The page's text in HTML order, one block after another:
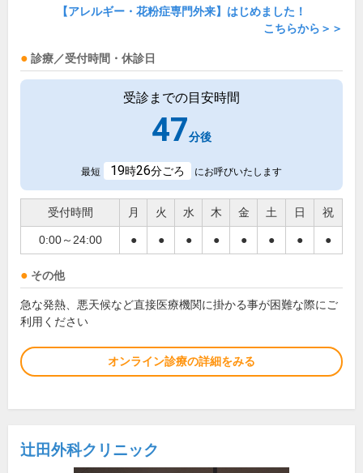
【アレルギー・花粉症専門外来】はじめました！
こちらから＞＞
診療／受付時間・休診日
受診までの目安時間
47分後
最短 19時26分ごろ にお呼びいたします
受付時間 月 火 水 木 金 土 日 祝
0:00～24:00 ● ● ● ● ● ● ● ●
その他
急な発熱、悪天候など直接医療機関に掛かる事が困難な際にご
利用ください
オンライン診療の詳細をみる
辻田外科クリニック